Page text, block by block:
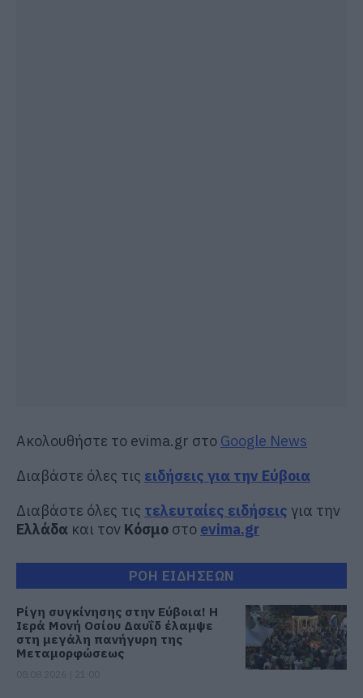
Ακολουθήστε το evima.gr στο Google News
Διαβάστε όλες τις ειδήσεις για την Εύβοια
Διαβάστε όλες τις τελευταίες ειδήσεις για την
Ελλάδα και τον Κόσμο στο evima.gr
ΡΟΗ ΕΙΔΗΣΕΩΝ
Ρίγη συγκίνησης στην Εύβοια! Η
Ιερά Μονή Οσίου Δαυΐδ έλαμψε
στη μεγάλη πανήγυρη της
Μεταμορφώσεως